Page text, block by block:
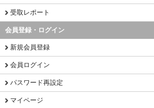
受取レポート
会員登録・ログイン
新規会員登録
会員ログイン
パスワード再設定
マイページ